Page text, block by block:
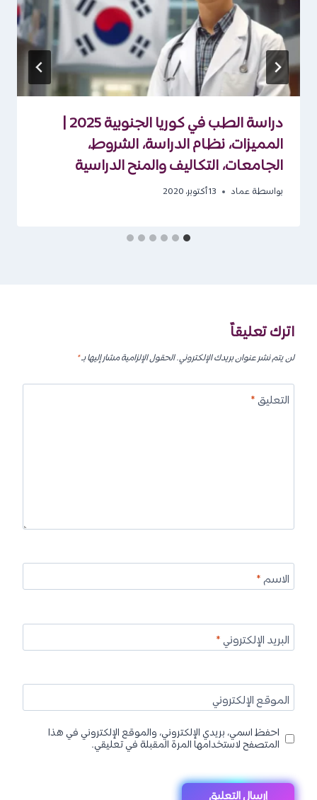
المميزات، نظام الدراسة، الشروط،
الجامعات، التكاليف والمنح الدراسية
بواسطة عماد 13 أكتوبر، 2020
اترك تعليقاً
لن يتم نشر عنوان بريدك الإلكتروني.الحقول الإلزامية مشار إليها بـ*
التعليق*
الاسم*
البريد الإلكتروني*
الموقع الإلكتروني
احفظ اسمي، بريدي الإلكتروني، والموقع الإلكتروني في هذا
المتصفح لاستخدامها المرة المقبلة في تعليقي.